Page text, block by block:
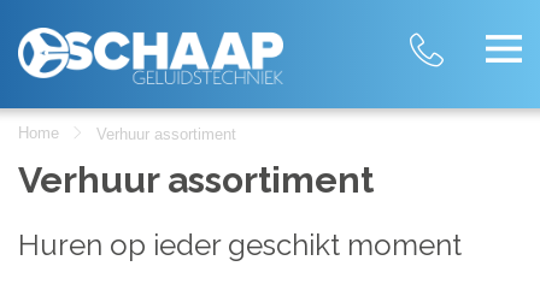
Home Verhuur assortiment
Verhuur assortiment
Huren op ieder geschikt moment